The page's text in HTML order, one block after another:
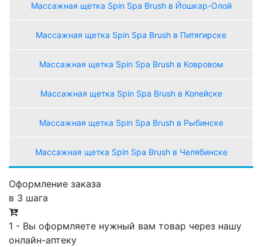
Массажная щетка Spin Spa Brush в Йошкар-Олой
Массажная щетка Spin Spa Brush в Питягирске
Массажная щетка Spin Spa Brush в Ковровом
Массажная щетка Spin Spa Brush в Копейске
Массажная щетка Spin Spa Brush в Рыбинске
Массажная щетка Spin Spa Brush в Челябинске
Оформление заказа
в 3 шага
1 - Вы оформляете нужный вам товар через нашу
онлайн-аптеку